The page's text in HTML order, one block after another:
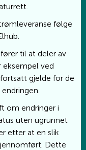
følge
til at deler av
ved
gjelde for de
om endringer i
uten ugrunnet
etter at en slik
Dette